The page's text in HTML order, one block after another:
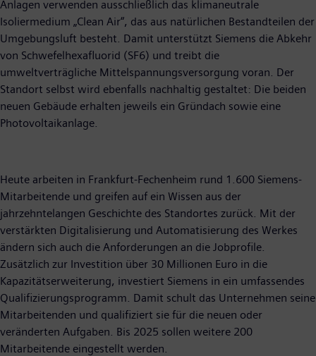
Anlagen verwenden ausschließlich das klimaneutrale
Isoliermedium „Clean Air“, das aus natürlichen Bestandteilen der
Umgebungsluft besteht. Damit unterstützt Siemens die Abkehr
von Schwefelhexafluorid (SF6) und treibt die
umweltverträgliche Mittelspannungsversorgung voran. Der
Standort selbst wird ebenfalls nachhaltig gestaltet: Die beiden
neuen Gebäude erhalten jeweils ein Gründach sowie eine
Photovoltaikanlage.
Heute arbeiten in Frankfurt-Fechenheim rund 1.600 Siemens-
Mitarbeitende und greifen auf ein Wissen aus der
jahrzehntelangen Geschichte des Standortes zurück. Mit der
verstärkten Digitalisierung und Automatisierung des Werkes
ändern sich auch die Anforderungen an die Jobprofile.
Zusätzlich zur Investition über 30 Millionen Euro in die
Kapazitätserweiterung, investiert Siemens in ein umfassendes
Qualifizierungsprogramm. Damit schult das Unternehmen seine
Mitarbeitenden und qualifiziert sie für die neuen oder
veränderten Aufgaben. Bis 2025 sollen weitere 200
Mitarbeitende eingestellt werden.